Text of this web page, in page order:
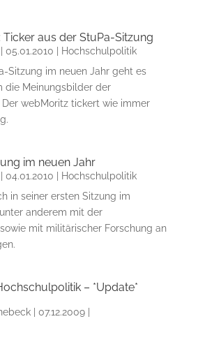
aus der StuPa-Sitzung
05.01.2010
Hochschulpolitik
Sitzung im neuen Jahr geht es
die Meinungsbilder der
webMoritz tickert wie immer
im neuen Jahr
04.01.2010
Hochschulpolitik
in seiner ersten Sitzung im
anderem mit der
mit militärischer Forschung an
– *Update*
| 07.12.2009|